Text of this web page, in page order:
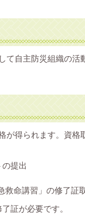
自主防災組織の活
が得られます。資
提出
救命講習」の修了証
証が必要です。